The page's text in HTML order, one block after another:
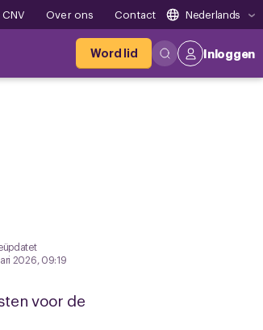
Over ons Contact Nederlands
Word lid Inloggen
2026, 09:19
voor de